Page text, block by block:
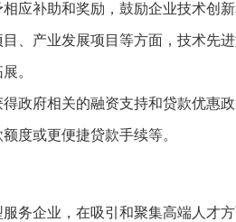
应补助和奖励，鼓励企业技术创新
目、产业发展项目等方面，技术先
。
得政府相关的融资支持和贷款优惠
度或更便捷贷款手续等。
服务企业，在吸引和聚集高端人才